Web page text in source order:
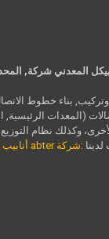
بناء خطوط
(المعدات الرئيسية,
وكذلك نظام
:شركة abter أنابيب الصلب المحدودة